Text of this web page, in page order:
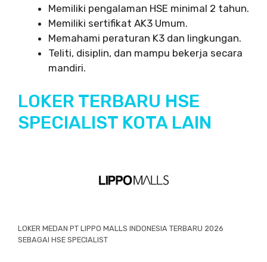
Memiliki pengalaman HSE minimal 2 tahun.
Memiliki sertifikat AK3 Umum.
Memahami peraturan K3 dan lingkungan.
Teliti, disiplin, dan mampu bekerja secara
mandiri.
LOKER TERBARU HSE
SPECIALIST KOTA LAIN
LOKER MEDAN PT LIPPO MALLS INDONESIA TERBARU 2026
SEBAGAI HSE SPECIALIST